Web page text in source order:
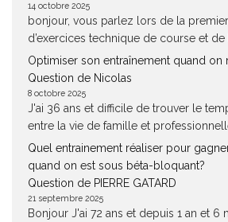
14 octobre 2025
bonjour, vous parlez lors de la
d’exercices technique de course et de
Optimiser son entraînement quand on
Question de Nicolas
8 octobre 2025
J'ai 36 ans et difficile de trouver le
entre la vie de famille et
Quel entrainement réaliser pour
quand on est sous béta-bloquant?
Question de PIERRE GATARD
21 septembre 2025
Bonjour J'ai 72 ans et depuis 1 an et 6